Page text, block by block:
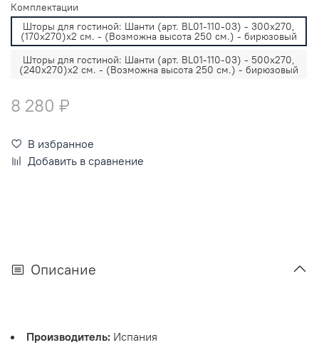
Комплектации
Шторы для гостиной: Шанти (арт. BL01-110-03) - 300х270,
(170х270)х2 см. - (Возможна высота 250 см.) - бирюзовый
Шторы для гостиной: Шанти (арт. BL01-110-03) - 500х270,
(240х270)х2 см. - (Возможна высота 250 см.) - бирюзовый
8 280 ₽
В избранное
Добавить в сравнение
Описание
Производитель: Испания